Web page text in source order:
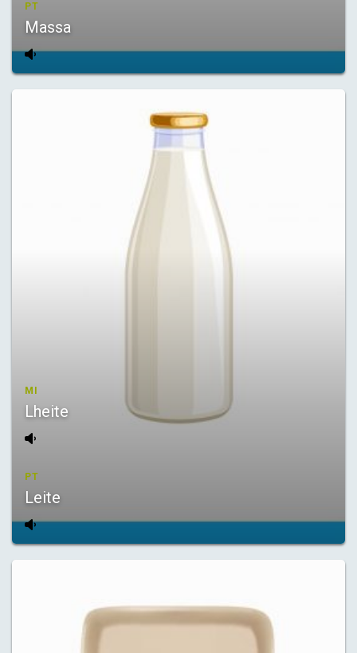
PT
Massa
MI
Lheite
PT
Leite